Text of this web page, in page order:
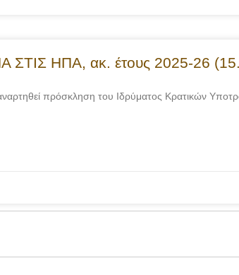
ΗΠΑ, ακ. έτους 2025-26
πρόσκληση του Ιδρύματος Κρατικών